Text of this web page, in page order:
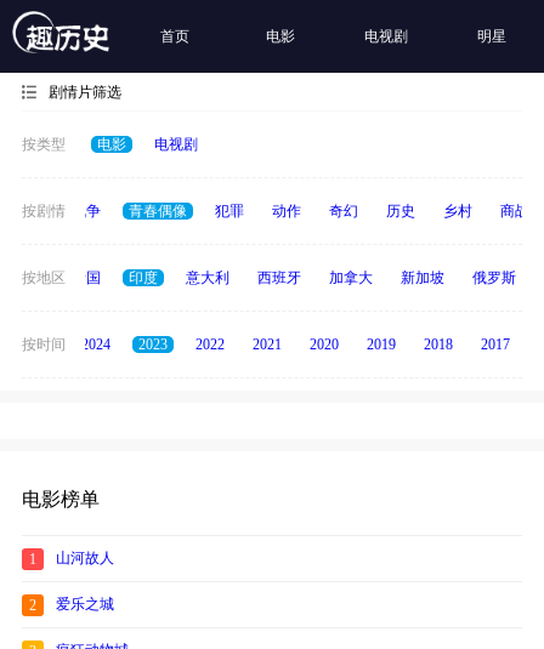
首页 电影 电视剧 明星
剧情片筛选
按类型 电影 电视剧
按剧情
古装 战争 青春偶像 犯罪 动作 奇幻 历史 乡村 商战
按地区
德国 泰国 印度 意大利 西班牙 加拿大 新加坡 俄罗斯
按时间
2025 2024 2023 2022 2021 2020 2019 2018 2017
电影榜单
1 山河故人
2 爱乐之城